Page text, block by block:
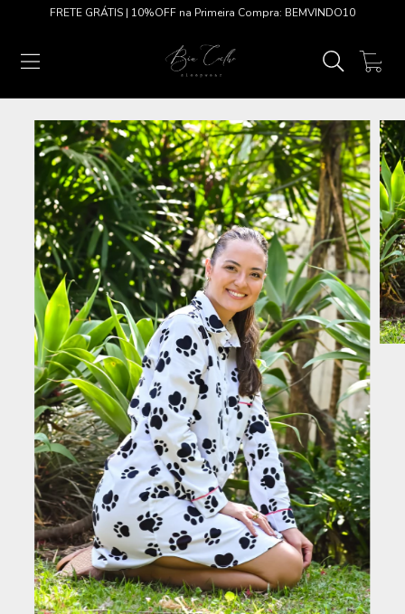
FRETE GRÁTIS | 10%OFF na Primeira Compra: BEMVINDO10